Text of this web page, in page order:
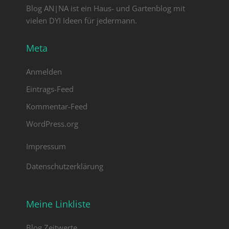
zusammenschrauben. Dekorieren Sie
den Blumenkasten Füllen Sie Vasen
mit frischen Blumen oder
andere Dekorationsgegenstände wie
Altmark im Sommer in Hülle und Fülle
und sie erinnern mich daran, dass ich
auf dem Land lebe. Ich liebe dies
Blog AN|NA ist ein Haus- und Gartenblog mit
vielen DYI Ideen für jedermann.
Meta
Anmelden
Eintrags-Feed
Kommentar-Feed
WordPress.org
Impressum
Datenschutzerklärung
Meine Linkliste